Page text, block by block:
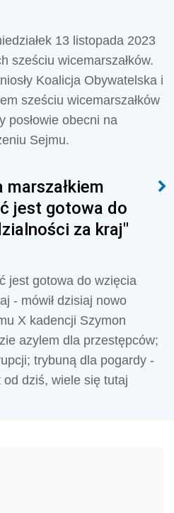
13 listopada 2023
sześciu wicemarszałków.
Koalicja Obywatelska i
sześciu wicemarszałków
posłowie obecni na
Sejmu.
marszałkiem
jest gotowa do
za kraj"
jest gotowa do wzięcia
- mówił dzisiaj nowo
X kadencji Szymon
azylem dla przestępców;
trybuną dla pogardy -
od dziś, wiele się tutaj